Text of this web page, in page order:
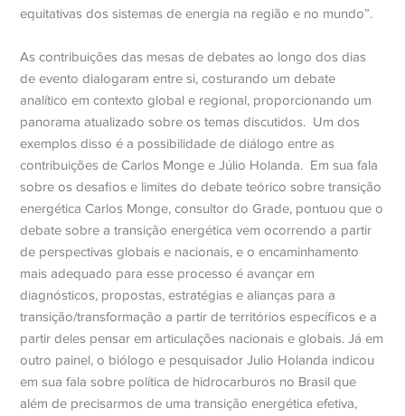
equitativas dos sistemas de energia na região e no mundo”.
As contribuições das mesas de debates ao longo dos dias
de evento dialogaram entre si, costurando um debate
analítico em contexto global e regional, proporcionando um
panorama atualizado sobre os temas discutidos. Um dos
exemplos disso é a possibilidade de diálogo entre as
contribuições de Carlos Monge e Júlio Holanda. Em sua fala
sobre os desafios e limites do debate teórico sobre transição
energética Carlos Monge, consultor do Grade, pontuou que o
debate sobre a transição energética vem ocorrendo a partir
de perspectivas globais e nacionais, e o encaminhamento
mais adequado para esse processo é avançar em
diagnósticos, propostas, estratégias e alianças para a
transição/transformação a partir de territórios específicos e a
partir deles pensar em articulações nacionais e globais. Já em
outro painel, o biólogo e pesquisador Julio Holanda indicou
em sua fala sobre política de hidrocarburos no Brasil que
além de precisarmos de uma transição energética efetiva,